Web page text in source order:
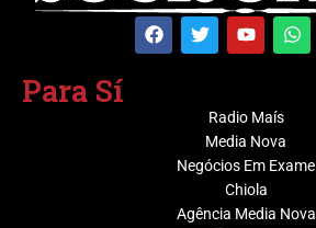
Para Sí
Radio Maís
Media Nova
Negócios Em Exame
Chiola
Agência Media Nova